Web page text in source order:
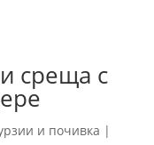
среща с
и почивка |